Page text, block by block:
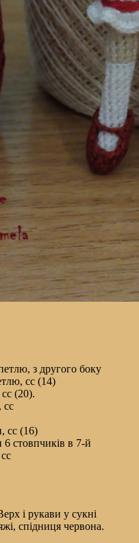
з другого боку
сс (14)
(20).
сс
сс (16)
стовпчиків в 7-й
і рукави у сукні
спідниця червона.